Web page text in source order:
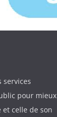
services
pour mieux
celle de son